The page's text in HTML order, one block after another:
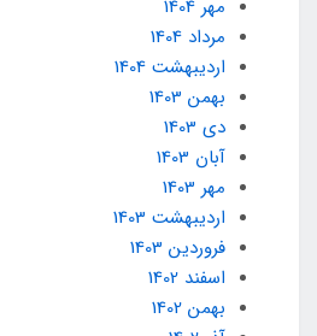
مهر 1404
مرداد 1404
ارديبهشت 1404
بهمن 1403
دی 1403
آبان 1403
مهر 1403
ارديبهشت 1403
فروردین 1403
اسفند 1402
بهمن 1402